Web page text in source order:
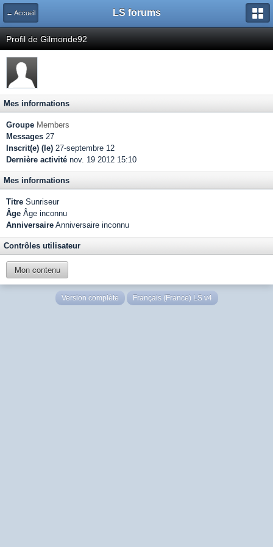
← Accueil LS forums
Profil de Gilmonde92
Mes informations
Groupe Members
Messages 27
Inscrit(e) (le) 27-septembre 12
Dernière activité nov. 19 2012 15:10
Mes informations
Titre Sunriseur
Âge Âge inconnu
Anniversaire Anniversaire inconnu
Contrôles utilisateur
Mon contenu
Version complète Français (France) LS v4